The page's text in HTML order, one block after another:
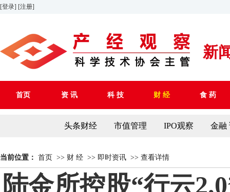
[登录] [注册]
新
首页 资 讯 科 技 财 经 食 药
头条财经 市值管理 IPO观察 金融
当前位置： 首页 >> 财 经 >> 即时资讯 >> 查看详情
陆金所控股“行云